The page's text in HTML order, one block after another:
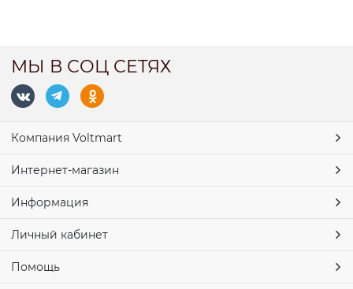
МЫ В СОЦ СЕТЯХ
Компания Voltmart
Интернет-магазин
Информация
Личный кабинет
Помощь